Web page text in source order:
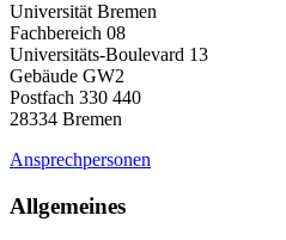
Universität Bremen
Fachbereich 08
Universitäts-Boulevard 13
Gebäude GW2
Postfach 330 440
28334 Bremen
Ansprechpersonen
Allgemeines